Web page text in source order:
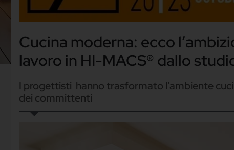
Cucina moderna: ecco
lavoro in HI-MACS® dallo
I progettisti hanno trasformato l’ambiente
dei committenti